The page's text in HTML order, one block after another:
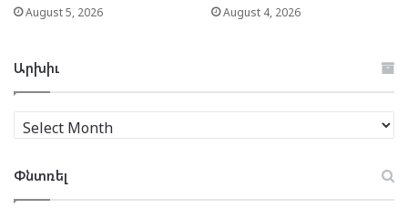
August 5, 2026 August 4, 2026
Արխիւ
Արխիւ
Փնտռել